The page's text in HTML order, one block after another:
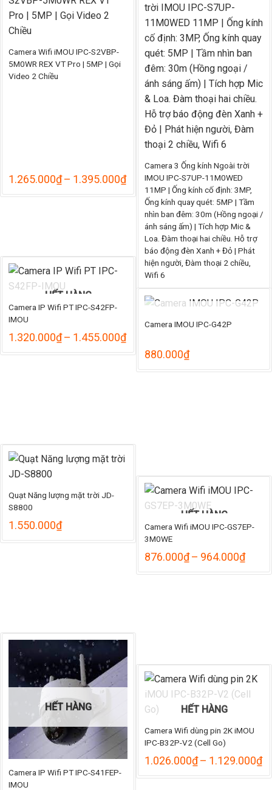
878.000₫
Camera Wifi iMOU IPC-S2VBP-
5M0WR REX VT Pro | 5MP | Gọi
Video 2 Chiều
1.265.000₫– 1.395.000₫Khoảng
từ
1.265.000₫
1.395.000₫
Camera 3 Ống kính Ngoài trời
IMOU IPC-S7UP-11M0WED
11MP | Ống kính cố định: 3MP,
Ống kính quay quét: 5MP | Tầm
nhìn ban đêm: 30m (Hồng ngoại /
ánh sáng ấm) | Tích hợp Mic &
Loa. Đàm thoại hai chiều. Hỗ trợ
báo động đèn Xanh + Đỏ | Phát
hiện người, Đàm thoại 2 chiều,
Wifi 6
1.650.000₫–1.890.000₫
HẾT HÀNG
Camera IP Wifi PT IPC-S42FP-
IMOU
1.320.000₫– 1.455.000₫Khoảng
từ
1.320.000₫
HẾT HÀNG
Camera IMOU IPC-G42P
880.000₫
Quạt Năng lượng mặt trời JD-
S8800
1.550.000₫
HẾT HÀNG
Camera Wifi iMOU IPC-GS7EP-
3M0WE
876.000₫– 964.000₫
từ
HẾT HÀNG
Camera IP Wifi PT IPC-S41FEP-
IMOU
HẾT HÀNG
Camera Wifi dùng pin 2K iMOU
IPC-B32P-V2 (Cell Go)
1.026.000₫– 1.129.000₫
từ